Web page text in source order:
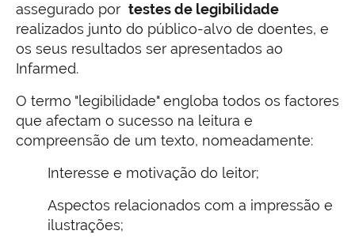
assegurado por testes de legibilidade
realizados junto do público-alvo de doentes, e
os seus resultados ser apresentados ao
Infarmed.
O termo "legibilidade" engloba todos os factores
que afectam o sucesso na leitura e
compreensão de um texto, nomeadamente:
Interesse e motivação do leitor;
Aspectos relacionados com a impressão e
ilustrações;